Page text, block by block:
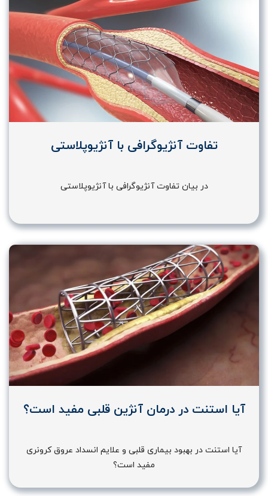
تفاوت آنژیوگرافی با آنژیوپلاستی
در بیان تفاوت آنژیوگرافی با آنژیوپلاستی
آیا استنت در درمان آنژین قلبی مفید است؟
آیا استنت در بهبود بیماری قلبی و علایم انسداد عروق کرونری
مفید است؟